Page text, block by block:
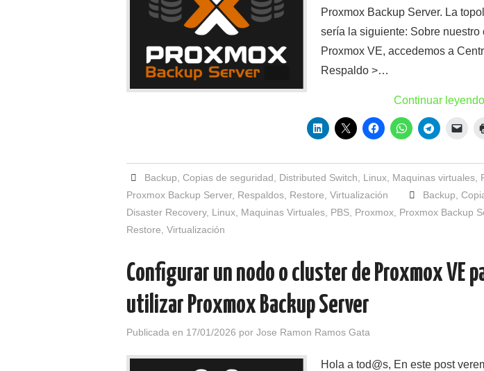
Proxmox Backup Server. La
sería la siguiente: Sobre nuestro
Proxmox VE, accedemos a
Respaldo >…
Continuar leyendo
Backup ,Copias de seguridad Distributed Switch Linux Maquinas virtuales
Proxmox Backup Server, Respaldos Restore Virtualización Backup ,
Disaster Recovery, Linux Maquinas Virtuales PBS Proxmox Proxmox Backup
Restore Virtualización
Configurar un nodo o cluster de Proxmox VE
utilizar Proxmox Backup Server
Publicada en 17/01/2026 por Jose Ramon Ramos Gata
Hola a tod@s, En este post